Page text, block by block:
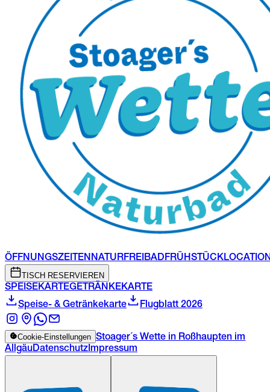
ÖFFNUNGSZEITENNATURFREIBADFRÜHSTÜCK
TISCH RESERVIEREN
SPEISEKARTEGETRÄNKEKARTE
Speise- & Getränkekarte
Flugblatt 2026
Cookie-Einstellungen Stoager´s Wette in Roßhaupten im
AllgäuDatenschutzImpressum